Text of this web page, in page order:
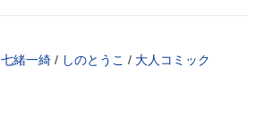
七緒一綺 / しのとうこ / 大人コミック